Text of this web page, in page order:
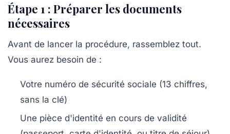
Étape 1 : Préparer les documents
nécessaires
Avant de lancer la procédure, rassemblez tout.
Vous aurez besoin de :
Votre numéro de sécurité sociale (13 chiffres,
sans la clé)
Une pièce d'identité en cours de validité